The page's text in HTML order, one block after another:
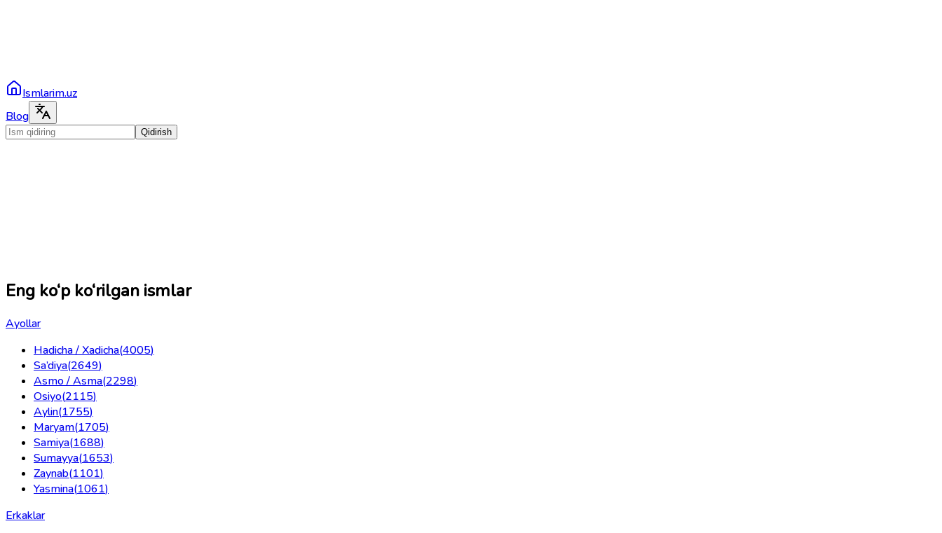
Ismlarim.uz
Blog
Qidirish
Eng ko‘p ko‘rilgan ismlar
Ayollar
Hadicha / Xadicha(4005)
Sa’diya(2649)
Asmo / Asma(2298)
Osiyo(2115)
Aylin(1755)
Maryam(1705)
Samiya(1688)
Sumayya(1653)
Zaynab(1101)
Yasmina(1061)
Erkaklar